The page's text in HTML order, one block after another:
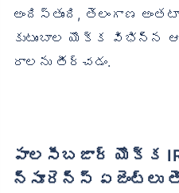
అందిస్తుంది, తెలంగాణ
కుటుంబాల యొక్క
రాలను తీర్చడం.
పాలసీబజార్ యొక్క IRDA-సర్టిఫైడ్ ఇ
న్సూరెన్స్ ఏజెంట్లు